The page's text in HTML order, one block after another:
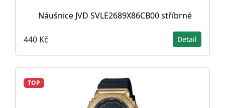
Náušnice JVD SVLE2689X86CB00 stříbrné
440 Kč Detail
TOP